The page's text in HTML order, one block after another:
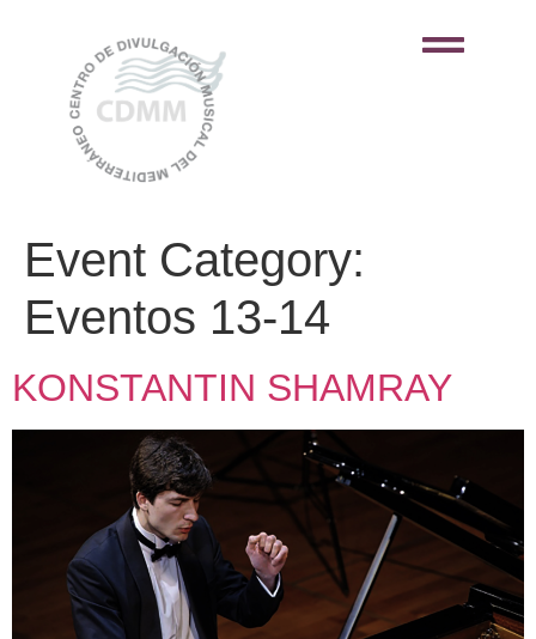
Event Category:
Eventos 13-14
KONSTANTIN SHAMRAY